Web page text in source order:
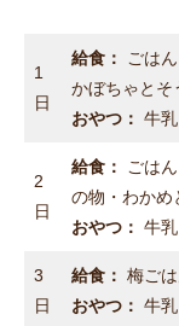
1
日
給食：
ごは
かぼちゃとそ
おやつ： 牛
2
日
給食：
ごは
の物・わかめ
おやつ： 牛
3
日
給食： 梅ご
おやつ： 牛